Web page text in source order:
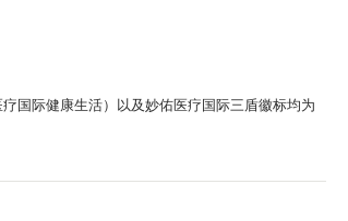
国际健康生活）以及妙佑医疗国际三盾徽标均为